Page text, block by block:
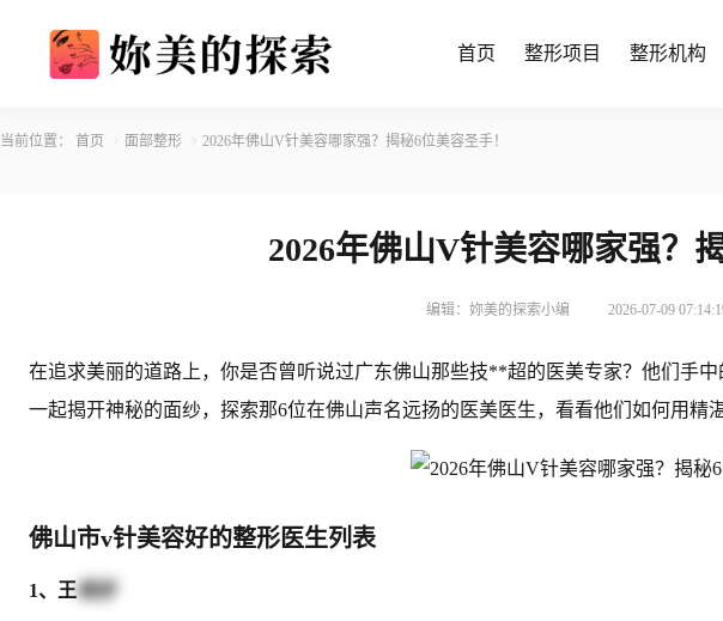
首页 整形项目 整形机构
当前位置： 首页 面部整形 2026年佛山V针美容哪家强？揭秘6位美容圣手！
2026年佛山V针美容哪家强？
编辑：妳美的探索小编 2026-07-09
在追求美丽的道路上，你是否曾听说过广东佛山那些技**超的医美专家？他们手
一起揭开神秘的面纱，探索那6位在佛山声名远扬的医美医生，看看他们如何用精
佛山市v针美容好的整形医生列表
1、王 朝彦